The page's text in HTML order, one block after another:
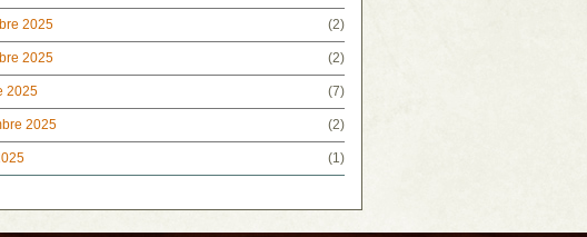
2025 (2)
2025 (2)
2025 (7)
2025 (2)
(1)